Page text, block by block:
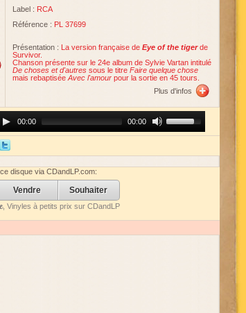
Label : RCA
Référence : PL 37699
Présentation : La version française de Eye of the tigerde
Survivor.
Chanson présente sur le 24e album de Sylvie Vartan intitulé
De choses et d'autres sous le titre Faire quelque chose
mais rebaptisée Avec l'amour pour la sortie en 45 tours.
Plus d'infos
Player00:00 00:00
Up/Down
Arrow
increase
or
disque via CDandLP.com:
Vendre Souhaiter
, Vinyles à petits prix sur CDandLP